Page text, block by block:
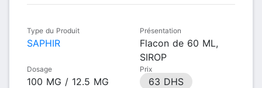
Type du Produit
SAPHIR
Présentation
Flacon de 60 ML,
SIROP
Dosage
100 MG / 12.5 MG
Prix
63 DHS